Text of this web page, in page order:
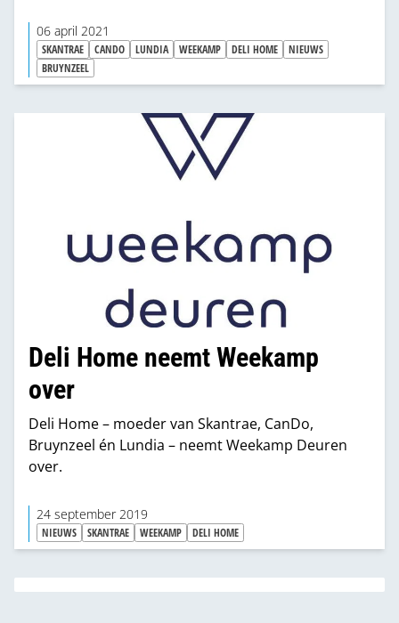
06 april 2021
SKANTRAE CANDO LUNDIA WEEKAMP DELI HOME
NIEUWS
BRUYNZEEL
Deli Home neemt Weekamp
over
Deli Home – moeder van Skantrae, CanDo,
Bruynzeel én Lundia – neemt Weekamp Deuren
over.
24 september 2019
NIEUWS SKANTRAE WEEKAMP DELI HOME